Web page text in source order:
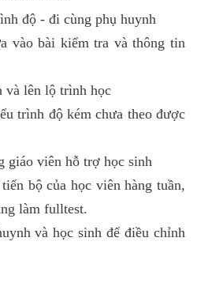
độ - đi cùng phụ huynh
vào bài kiểm tra và thông tin
và lên lộ trình học
trình độ kém chưa theo được
giáo viên hỗ trợ học sinh
bộ của học viên hàng tuần,
làm fulltest.
và học sinh để điều chỉnh